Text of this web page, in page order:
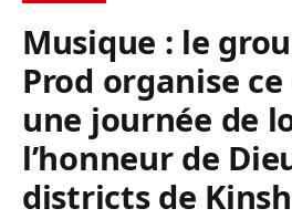
Musique : le
Prod organise
une journée de
l’honneur de
districts de